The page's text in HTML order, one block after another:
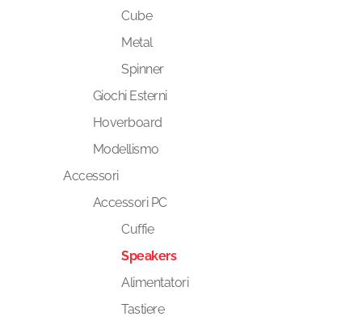
Cube
Metal
Spinner
Giochi Esterni
Hoverboard
Modellismo
Accessori
Accessori PC
Cuffie
Speakers
Alimentatori
Tastiere